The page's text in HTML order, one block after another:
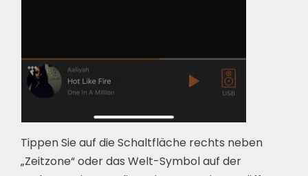
Tippen Sie auf die Schaltfläche rechts neben
„Zeitzone“ oder das Welt-Symbol auf der